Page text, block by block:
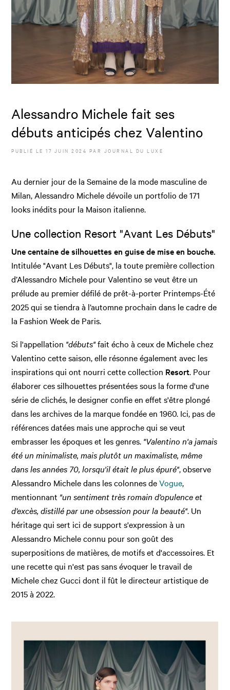
Alessandro Michele fait ses
débuts anticipés chez Valentino
PUBLIÉ LE17 JUIN 2024 PAR JOURNAL DU LUXE
Au dernier jour de la Semaine de la mode masculine de
Milan, Alessandro Michele dévoile un portfolio de 171
looks inédits pour la Maison italienne.
Une collection Resort "Avant Les Débuts"
Une centaine de silhouettes en guise de mise en bouche.
Intitulée "Avant Les Débuts", la toute première collection
d’Alessandro Michele pour Valentino se veut être un
prélude au premier défilé de prêt-à-porter Printemps-Été
2025 qui se tiendra à l’automne prochain dans le cadre de
la Fashion Week de Paris.
Si l'appellation "débuts"fait écho à ceux de Michele chez
Valentino cette saison, elle résonne également avec les
inspirations qui ont nourri cette collection Resort. Pour
élaborer ces silhouettes présentées sous la forme d'une
série de clichés, le designer confie en effet s'être plongé
dans les archives de la marque fondée en 1960. Ici, pas de
références datées mais une approche qui se veut
embrasser les époques et les genres. "Valentino n'a jamais
été un minimaliste, mais plutôt un maximaliste, même
dans les années 70, lorsqu'il était le plus épuré", observe
Alessandro Michele dans les colonnes deVogue,
mentionnant "un sentiment très romain d’opulence et
d’excès, distillé par une obsession pour la beauté". Un
héritage qui sert ici de support s'expression à un
Alessandro Michele connu pour son goût des
superpositions de matières, de motifs et d'accessoires. Et
une recette qui n'est pas sans évoquer le travail de
Michele chez Gucci dont il fût le directeur artistique de
2015 à 2022.